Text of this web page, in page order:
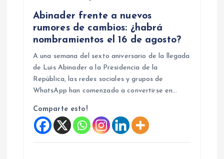
Abinader frente a nuevos
rumores de cambios: ¿habrá
nombramientos el 16 de agosto?
A una semana del sexto aniversario de la llegada
de Luis Abinader a la Presidencia de la
República, las redes sociales y grupos de
WhatsApp han comenzado a convertirse en…
Comparte esto!